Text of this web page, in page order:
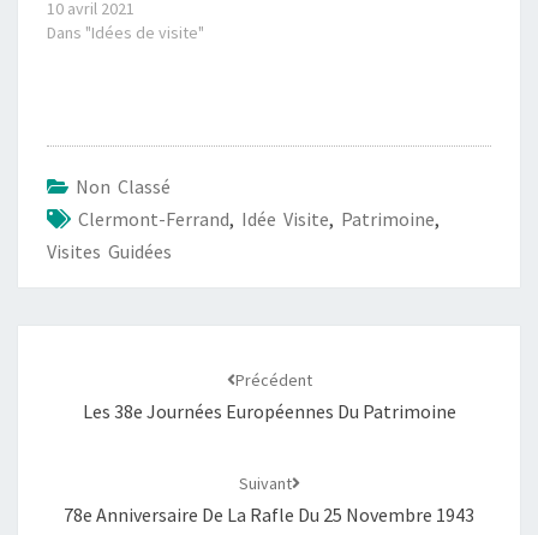
10 avril 2021
Dans "Idées de visite"
Non Classé
Clermont-Ferrand, Idée Visite, Patrimoine,
Visites Guidées
Précédent
Les 38e Journées Européennes Du Patrimoine
Suivant
78e Anniversaire De La Rafle Du 25 Novembre 1943